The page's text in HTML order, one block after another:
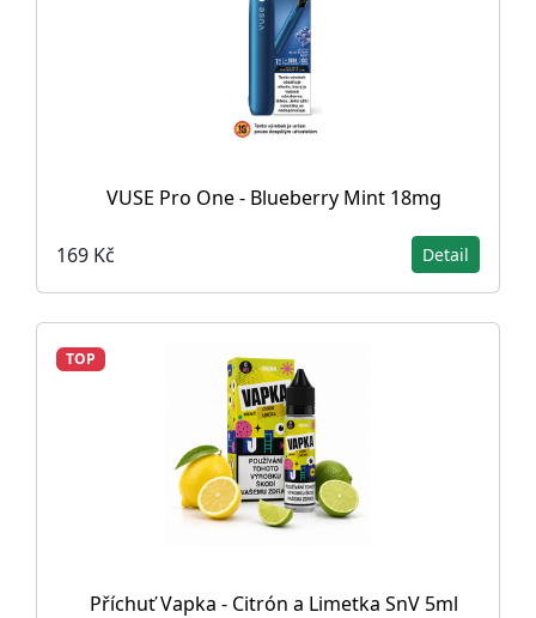
VUSE Pro One - Blueberry Mint 18mg
169 Kč Detail
TOP
Příchuť Vapka - Citrón a Limetka SnV 5ml